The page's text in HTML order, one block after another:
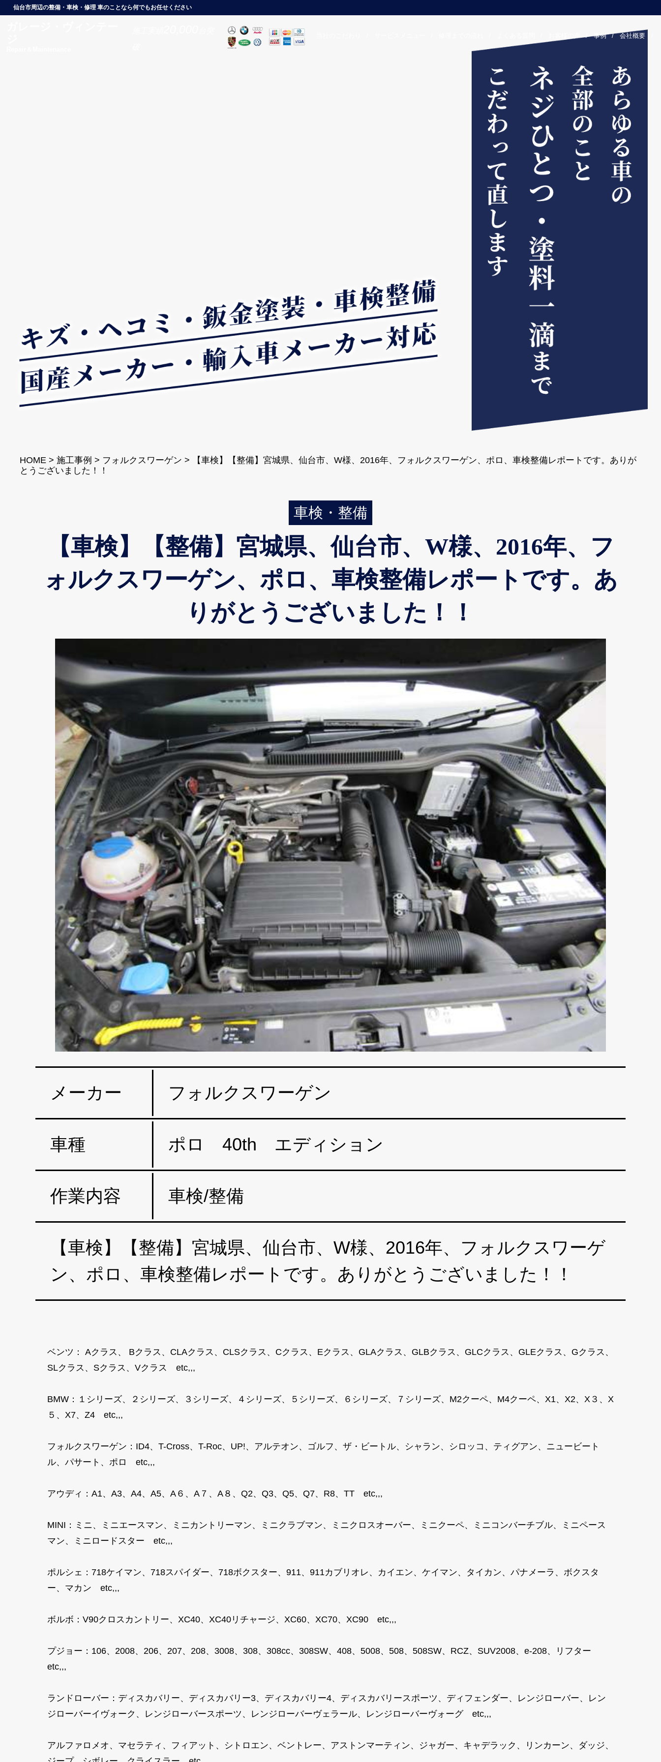
仙台市周辺の整備・車検・修理 車のことなら何でもお任せください
お客様の声 / 事例 / 会社概要
HOME >施工事例 > フォルクスワーゲン >
【車検】【整備】宮城県、仙台市、W様、2016年、フォルクスワーゲン、ポロ、車検整備レポートです。ありが
とうございました！！
車検・整備
【車検】【整備】宮城県、仙台市、W様、2016年、フ
ォルクスワーゲン、ポロ、車検整備レポートです。あ
りがとうございました！！
メーカー フォルクスワーゲン
車種 ポロ 40th エディション
作業内容 車検/整備
【車検】【整備】宮城県、仙台市、W様、2016年、フォルクスワーゲ
ン、ポロ、車検整備レポートです。ありがとうございました！！
ベンツ： Aクラス、 Bクラス、CLAクラス、CLSクラス、Cクラス、Eクラス、GLAクラス、GLBクラス、GLCクラス、GLEクラス、Gクラス、
SLクラス、Sクラス、Vクラス etc,,,
BMW：１シリーズ、２シリーズ、３シリーズ、４シリーズ、５シリーズ、６シリーズ、７シリーズ、M2クーペ、M4クーペ、X1、X2、X３、X
５、X7、Z4 etc,,,
フォルクスワーゲン：ID4、T-Cross、T-Roc、UP!、アルテオン、ゴルフ、ザ・ビートル、シャラン、シロッコ、ティグアン、ニュービート
ル、パサート、ポロ etc,,,
アウディ：A1、A3、A4、A5、A６、A７、A８、Q2、Q3、Q5、Q7、R8、TT etc,,,
MINI：ミニ、ミニエースマン、ミニカントリーマン、ミニクラブマン、ミニクロスオーバー、ミニクーペ、ミニコンバーチブル、ミニペース
マン、ミニロードスター etc,,,
ポルシェ：718ケイマン、718スパイダー、718ボクスター、911、911カブリオレ、カイエン、ケイマン、タイカン、パナメーラ、ボクスタ
ー、マカン etc,,,
ボルボ：V90クロスカントリー、XC40、XC40リチャージ、XC60、XC70、XC90 etc,,,
プジョー：106、2008、206、207、208、3008、308、308cc、308SW、408、5008、508、508SW、RCZ、SUV2008、e-208、リフター
etc,,,
ランドローバー：ディスカバリー、ディスカバリー3、ディスカバリー4、ディスカバリースポーツ、ディフェンダー、レンジローバー、レン
ジローバーイヴォーク、レンジローバースポーツ、レンジローバーヴェラール、レンジローバーヴォーグ etc,,,
アルファロメオ、マセラティ、フィアット、シトロエン、ベントレー、アストンマーティン、ジャガー、キャデラック、リンカーン、ダッジ、